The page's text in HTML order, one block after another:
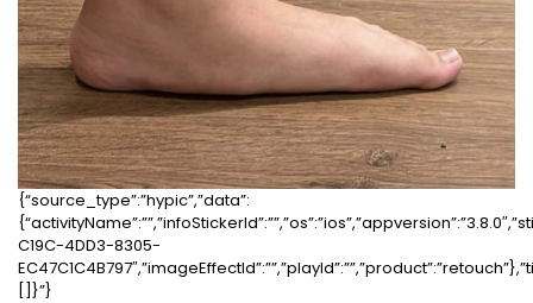
{“source_type”:”hypic”,”data”:
C19C-4DD3-8305-
[]}”}